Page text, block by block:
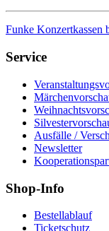
Funke Konzertkassen
Service
Ausfälle /
Newsletter
Shop-Info
Bestellablauf
Ticketschutz